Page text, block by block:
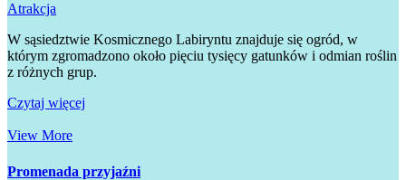
Atrakcja
W sąsiedztwie Kosmicznego Labiryntu znajduje się ogród, w
którym zgromadzono około pięciu tysięcy gatunków i odmian roślin
z różnych grup.
Czytaj więcej
View More
Promenada przyjaźni